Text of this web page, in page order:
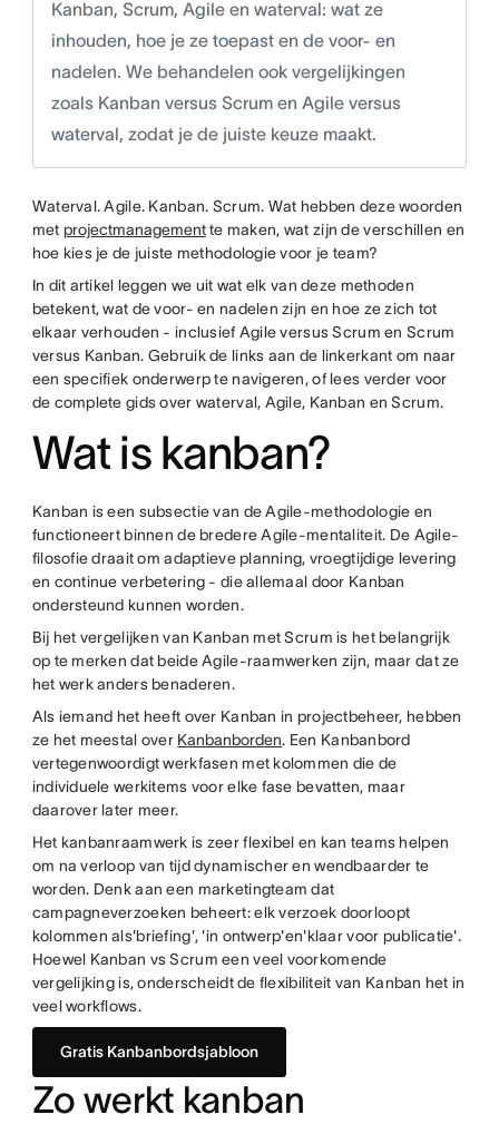
Kanban, Scrum, Agile en waterval: wat ze
inhouden, hoe je ze toepast en de voor- en
nadelen. We behandelen ook vergelijkingen
zoals Kanban versus Scrum en Agile versus
waterval, zodat je de juiste keuze maakt.
Waterval. Agile. Kanban. Scrum. Wat hebben deze woorden
met projectmanagementte maken, wat zijn de verschillen en
hoe kies je de juiste methodologie voor je team?
In dit artikel leggen we uit wat elk van deze methoden
betekent, wat de voor- en nadelen zijn en hoe ze zich tot
elkaar verhouden - inclusief Agile versus Scrum en Scrum
versus Kanban. Gebruik de links aan de linkerkant om naar
een specifiek onderwerp te navigeren, of lees verder voor
de complete gids over waterval, Agile, Kanban en Scrum.
Wat is kanban?
Kanban is een subsectie van de Agile-methodologie en
functioneert binnen de bredere Agile-mentaliteit. De Agile-
filosofie draait om adaptieve planning, vroegtijdige levering
en continue verbetering - die allemaal door Kanban
ondersteund kunnen worden.
Bij het vergelijken van Kanban met Scrum is het belangrijk
op te merken dat beide Agile-raamwerken zijn, maar dat ze
het werk anders benaderen.
Als iemand het heeft over Kanban in projectbeheer, hebben
ze het meestal over Kanbanborden. Een Kanbanbord
vertegenwoordigt werkfasen met kolommen die de
individuele werkitems voor elke fase bevatten, maar
daarover later meer.
Het kanbanraamwerk is zeer flexibel en kan teams helpen
om na verloop van tijd dynamischer en wendbaarder te
worden. Denk aan een marketingteam dat
campagneverzoeken beheert: elk verzoek doorloopt
kolommen als'briefing', 'in ontwerp'en'klaar voor publicatie'.
Hoewel Kanban vs Scrum een veel voorkomende
vergelijking is, onderscheidt de flexibiliteit van Kanban het in
veel workflows.
Gratis Kanbanbordsjabloon
Zo werkt kanban